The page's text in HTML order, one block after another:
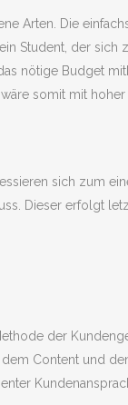
Arten. Die
Student, der
nötige Budget
somit mit
sich zum
Dieser erfolgt
der
Content und